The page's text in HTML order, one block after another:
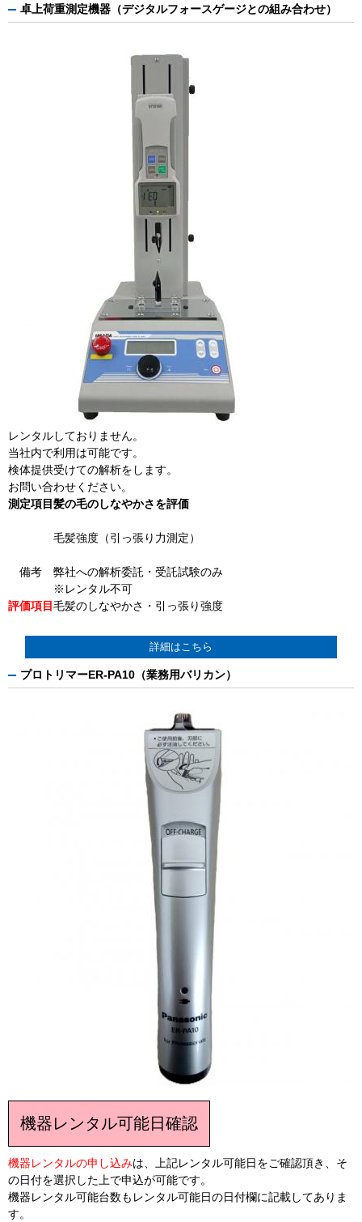
卓上荷重測定機器（デジタルフォースゲージとの組み合わせ）
レンタルしておりません。
当社内で利用は可能です。
検体提供受けての解析をします。
お問い合わせください。
測定項目髪の毛のしなやかさを評価
毛髪強度（引っ張り力測定）
備考
弊社への解析委託・受託試験のみ
※レンタル不可
評価項目毛髪のしなやかさ・引っ張り強度
詳細はこちら
プロトリマーER-PA10（業務用バリカン）
機器レンタル可能日確認
機器レンタルの申し込みは、上記レンタル可能日をご確認頂き、そ
の日付を選択した上で申込が可能です。
機器レンタル可能台数もレンタル可能日の日付欄に記載してありま
す。